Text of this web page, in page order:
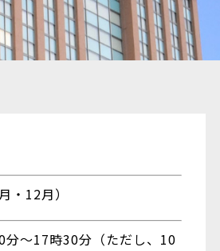
・12月）
分～17時30分（ただし、10